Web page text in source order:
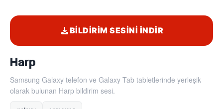
Harp
Samsung Galaxy telefon ve Galaxy Tab tabletlerinde yerleşik
olarak bulunan Harp bildirim sesi.
BILDIRIM SESINI İNDIR